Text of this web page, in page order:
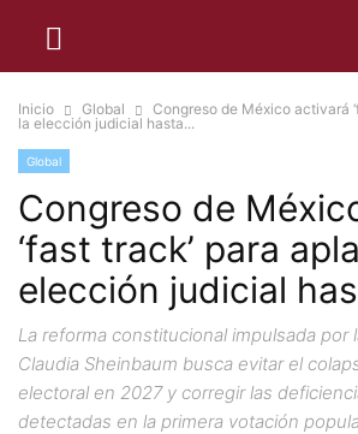
Inicio Global
Congreso de México activará
la elección judicial hasta...
Global
Congreso de
‘fast track’ para
elección judicial
La reforma constitucional impulsada por
Claudia Sheinbaum busca evitar el
electoral en 2027 y corregir las
detectadas en la primera votación